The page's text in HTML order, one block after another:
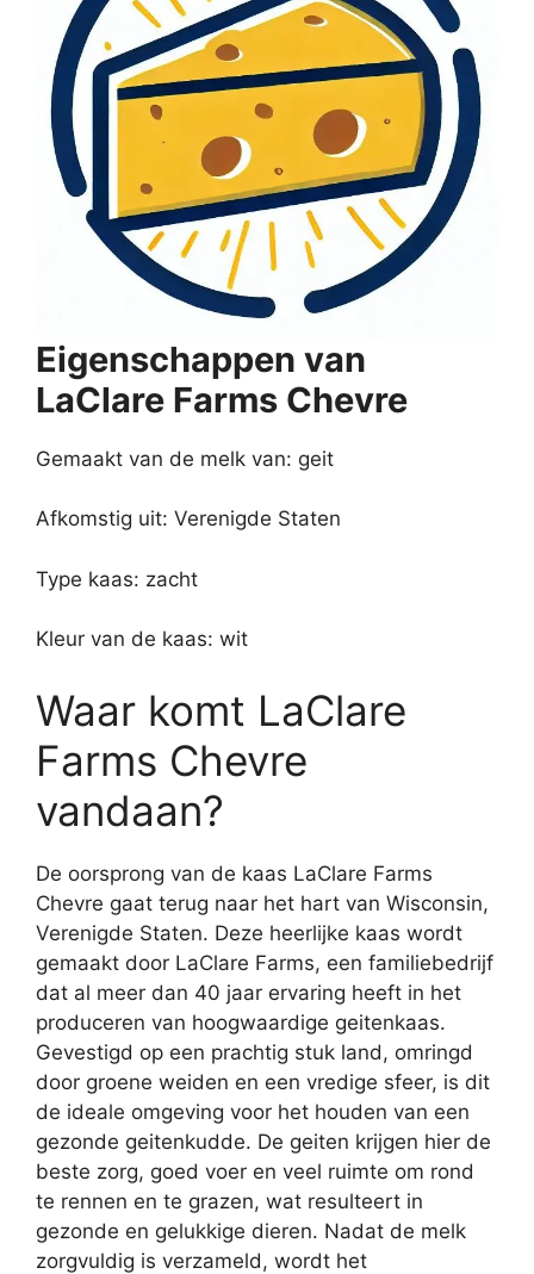
Eigenschappen van
LaClare Farms Chevre
Gemaakt van de melk van: geit
Afkomstig uit: Verenigde Staten
Type kaas: zacht
Kleur van de kaas: wit
Waar komt LaClare
Farms Chevre
vandaan?
De oorsprong van de kaas LaClare Farms
Chevre gaat terug naar het hart van Wisconsin,
Verenigde Staten. Deze heerlijke kaas wordt
gemaakt door LaClare Farms, een familiebedrijf
dat al meer dan 40 jaar ervaring heeft in het
produceren van hoogwaardige geitenkaas.
Gevestigd op een prachtig stuk land, omringd
door groene weiden en een vredige sfeer, is dit
de ideale omgeving voor het houden van een
gezonde geitenkudde. De geiten krijgen hier de
beste zorg, goed voer en veel ruimte om rond
te rennen en te grazen, wat resulteert in
gezonde en gelukkige dieren. Nadat de melk
zorgvuldig is verzameld, wordt het